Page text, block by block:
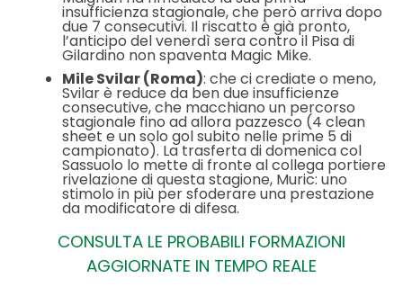
insufficienza stagionale, che però arriva dopo
due 7 consecutivi. Il riscatto è già pronto,
l’anticipo del venerdì sera contro il Pisa di
Gilardino non spaventa Magic Mike.
Mile Svilar (Roma): che ci crediate o meno,
Svilar è reduce da ben due insufficienze
consecutive, che macchiano un percorso
stagionale fino ad allora pazzesco (4 clean
sheet e un solo gol subito nelle prime 5 di
campionato). La trasferta di domenica col
Sassuolo lo mette di fronte al collega portiere
rivelazione di questa stagione, Muric: uno
stimolo in più per sfoderare una prestazione
da modificatore di difesa.
CONSULTA LE PROBABILI FORMAZIONI
AGGIORNATE IN TEMPO REALE